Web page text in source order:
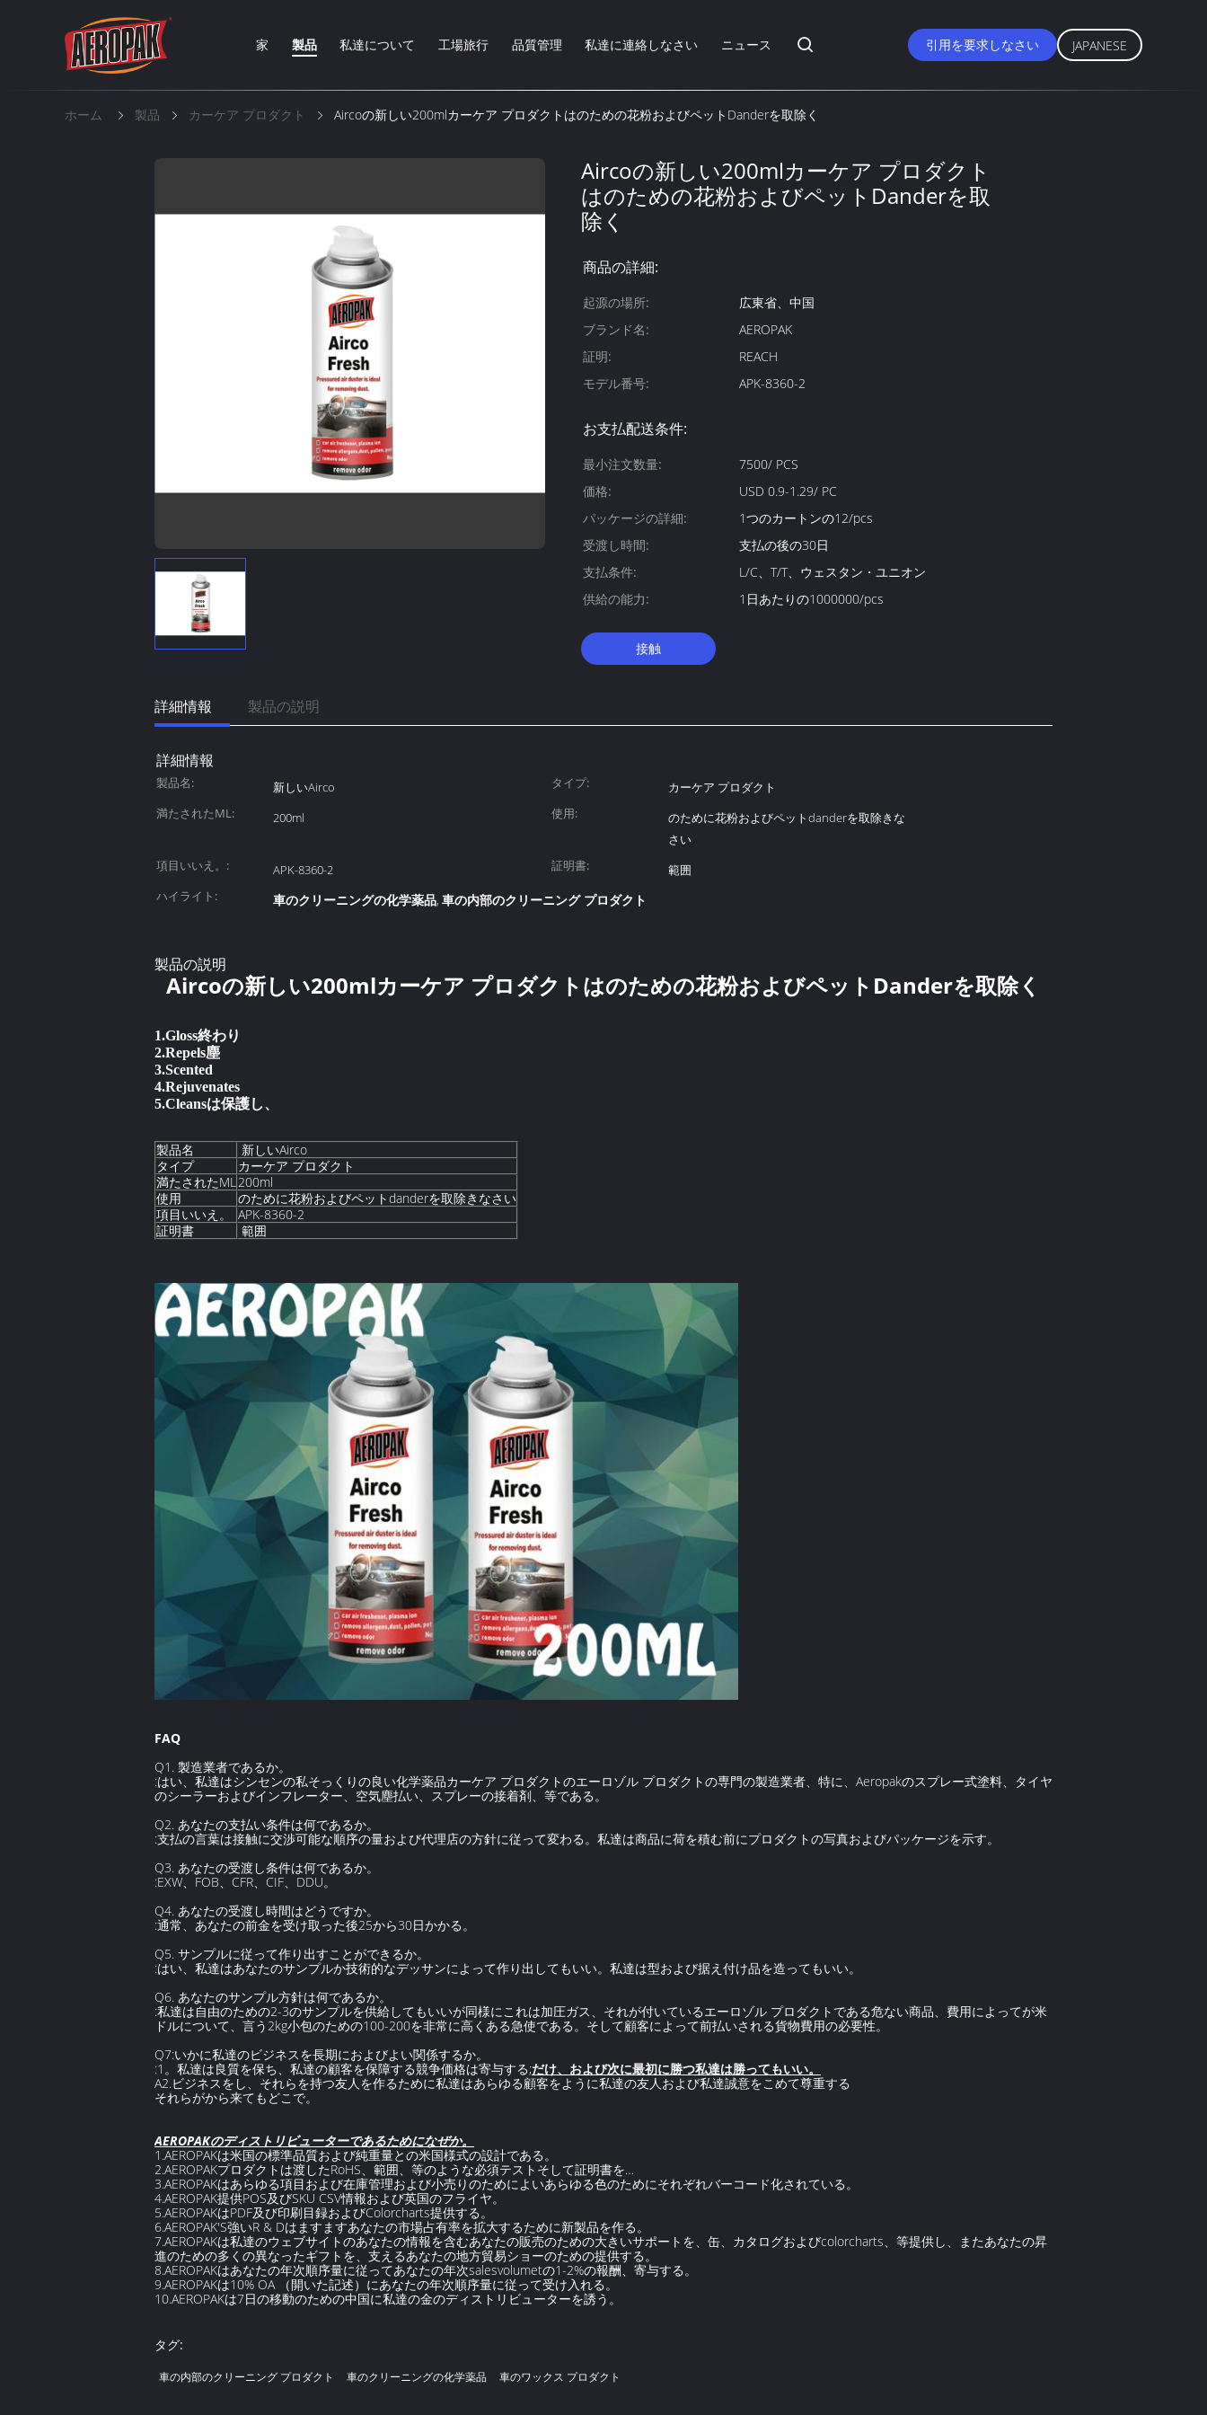
家 製品 私達について 工場旅行 品質管理 私達に連絡しなさい ニュース 引用を要求しなさい JAPANESE
ホーム 製品 カーケア プロダクト Aircoの新しい200mlカーケア プロダクトはのための花粉およびペットDanderを取除く
Aircoの新しい200mlカーケア プロダクト
はのための花粉およびペットDanderを取
除く
商品の詳細:
起源の場所:
広東省、中国
ブランド名:
AEROPAK
証明:
REACH
モデル番号:
APK-8360-2
お支払配送条件:
最小注文数量:
7500/ PCS
価格:
USD 0.9-1.29/ PC
パッケージの詳細:
1つのカートンの12/pcs
受渡し時間:
支払の後の30日
支払条件:
L/C、T/T、ウェスタン・ユニオン
供給の能力:
1日あたりの1000000/pcs
接触
詳細情報 製品の説明
詳細情報
製品名: 新しいAirco タイプ:
カーケア プロダクト
満たされたML:
200ml 使用:
のために花粉およびペットdanderを取除きな
さい
項目いいえ。:
APK-8360-2 証明書:
範囲
ハイライト:
車のクリーニングの化学薬品, 車の内部のクリーニング プロダクト
製品の説明
Aircoの新しい200mlカーケア プロダクトはのための花粉およびペットDanderを取除く
1.Gloss終わり
2.Repels塵
3.Scented
4.Rejuvenates
5.Cleansは保護し、
製品名
新しいAirco
タイプ
カーケア プロダクト
満たされたML200ml
使用
のために花粉およびペットdanderを取除きなさい
項目いいえ。
APK-8360-2
証明書
範囲
FAQ
Q1. 製造業者であるか。
:はい、私達はシンセンの私そっくりの良い化学薬品カーケア プロダクトのエーロゾル プロダクトの専門の製造業者、特に、Aeropakのスプレー式塗料、タイヤ
のシーラーおよびインフレーター、空気塵払い、スプレーの接着剤、等である。
Q2. あなたの支払い条件は何であるか。
:支払の言葉は接触に交渉可能な順序の量および代理店の方針に従って変わる。私達は商品に荷を積む前にプロダクトの写真およびパッケージを示す。
Q3. あなたの受渡し条件は何であるか。
:EXW、FOB、CFR、CIF、DDU。
Q4. あなたの受渡し時間はどうですか。
:通常、あなたの前金を受け取った後25から30日かかる。
Q5. サンプルに従って作り出すことができるか。
:はい、私達はあなたのサンプルか技術的なデッサンによって作り出してもいい。私達は型および据え付け品を造ってもいい。
Q6. あなたのサンプル方針は何であるか。
:私達は自由のための2-3のサンプルを供給してもいいが同様にこれは加圧ガス、それが付いているエーロゾル プロダクトである危ない商品、費用によってが米
ドルについて、言う2kg小包のための100-200を非常に高くある急使である。そして顧客によって前払いされる貨物費用の必要性。
Q7:いかに私達のビジネスを長期におよびよい関係するか。
:1。私達は良質を保ち、私達の顧客を保障する競争価格は寄与する;だけ、および次に最初に勝つ私達は勝ってもいい。
A2.ビジネスをし、それらを持つ友人を作るために私達はあらゆる顧客をように私達の友人および私達誠意をこめて尊重する
それらがから来てもどこで。
AEROPAKのディストリビューターであるためになぜか。
1.AEROPAKは米国の標準品質および純重量との米国様式の設計である。
2.AEROPAKプロダクトは渡したRoHS、範囲、等のような必須テストそして証明書を…
3.AEROPAKはあらゆる項目および在庫管理および小売りのためによいあらゆる色のためにそれぞれバーコード化されている。
4.AEROPAK提供POS及びSKU CSV情報および英国のフライヤ。
5.AEROPAKはPDF及び印刷目録およびColorcharts提供する。
6.AEROPAK'S強いR & Dはますますあなたの市場占有率を拡大するために新製品を作る。
7.AEROPAKは私達のウェブサイトのあなたの情報を含むあなたの販売のための大きいサポートを、缶、カタログおよびcolorcharts、等提供し、またあなたの昇
進のための多くの異なったギフトを、支えるあなたの地方貿易ショーのための提供する。
8.AEROPAKはあなたの年次順序量に従ってあなたの年次salesvolumetの1-2%の報酬、寄与する。
9.AEROPAKは10% OA （開いた記述）にあなたの年次順序量に従って受け入れる。
10.AEROPAKは7日の移動のための中国に私達の金のディストリビューターを誘う。
タグ:
車の内部のクリーニング プロダクト 車のクリーニングの化学薬品 車のワックス プロダクト